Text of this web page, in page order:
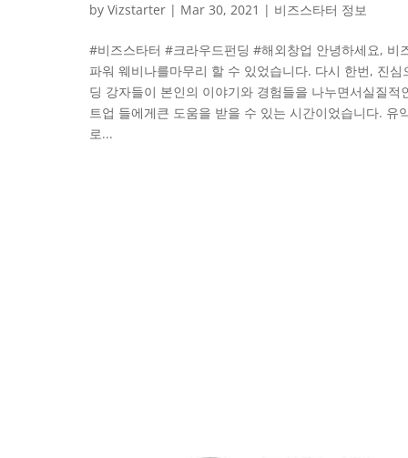
by Vizstarter | Mar 30, 2021 | 비즈스타터 정보
#비즈스타터 #크라우드펀딩 #해외창업 안녕하세요,
파워 웨비나를마무리 할 수 있었습니다. 다시 한번, 진
딩 강자들이 본인의 이야기와 경험들을 나누면서실질
트업 들에게큰 도움을 받을 수 있는 시간이었습니다.
로...